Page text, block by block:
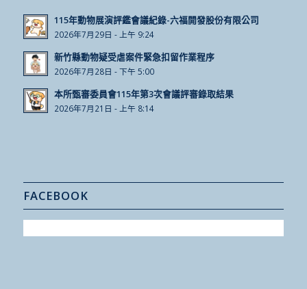
115年動物展演評鑑會議紀錄-六福開發股份有限公司
2026年7月29日 - 上午 9:24
新竹縣動物疑受虐案件緊急扣留作業程序
2026年7月28日 - 下午 5:00
本所甄審委員會115年第3次會議評審錄取結果
2026年7月21日 - 上午 8:14
FACEBOOK